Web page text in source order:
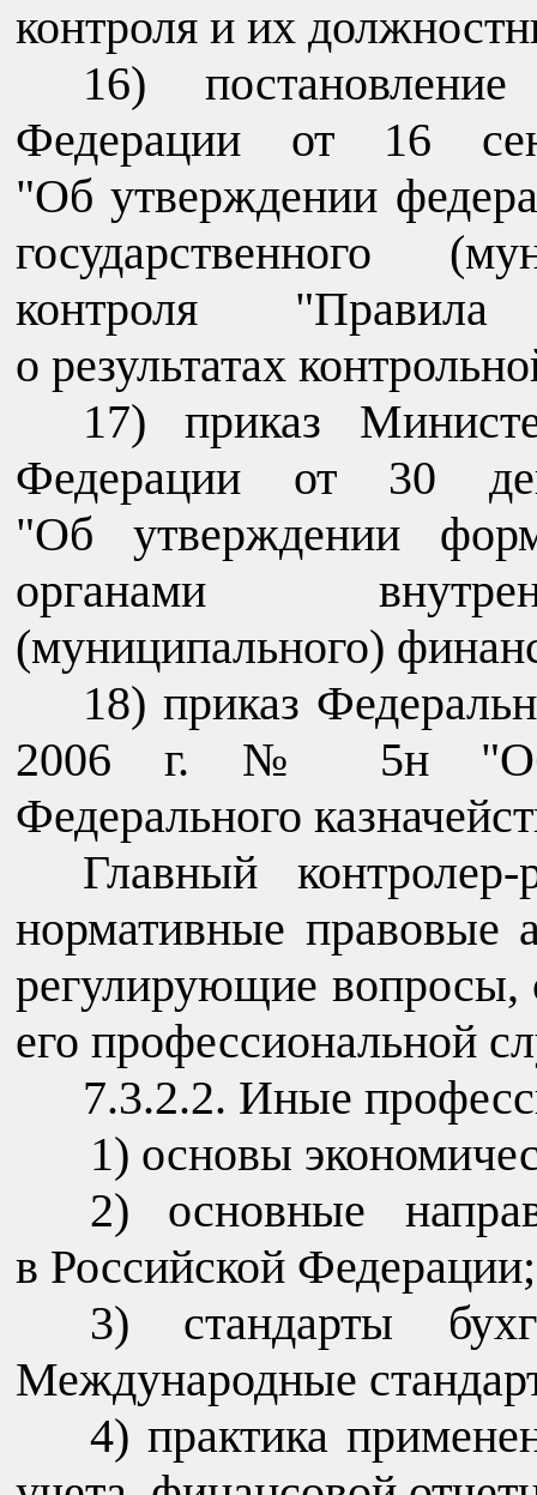
контроля и их
16)
Федерации от 16
"Об утверждении
государственного
контроля "Правила
о результатах
17) приказ
Федерации от 30
"Об утверждении
органами
(муниципального)
18) приказ
2006 г. № 5н "Об
Федерального
Главный
нормативные правовые
регулирующие вопросы,
его профессиональной
7.3.2.2. Иные
основы
основные
в Российской Федерации;
стандарты
Международные
практика